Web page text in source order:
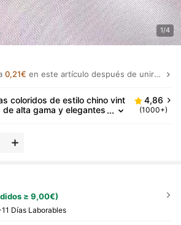
1/4
0,21€ en este artículo después de unirte.
coloridos de estilo chino vint
alta gama y elegantes
los colores de las cuent
4,86
(1000+)
≥ 9,00€)
Días Laborables